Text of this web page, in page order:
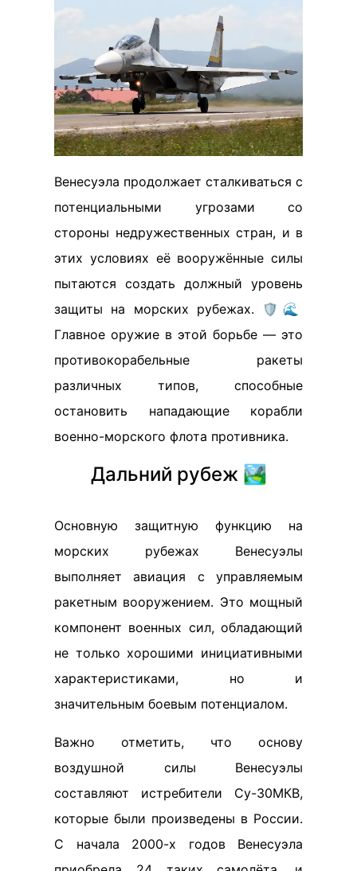
Венесуэла продолжает сталкиваться с
потенциальными угрозами со
стороны недружественных стран, и в
этих условиях её вооружённые силы
пытаются создать должный уровень
защиты на морских рубежах. 🛡️🌊
Главное оружие в этой борьбе — это
противокорабельные ракеты
различных типов, способные
остановить нападающие корабли
военно-морского флота противника.
Дальний рубеж 🏞️
Основную защитную функцию на
морских рубежах Венесуэлы
выполняет авиация с управляемым
ракетным вооружением. Это мощный
компонент военных сил, обладающий
не только хорошими инициативными
характеристиками, но и
значительным боевым потенциалом.
Важно отметить, что основу
воздушной силы Венесуэлы
составляют истребители Су-30МКВ,
которые были произведены в России.
С начала 2000-х годов Венесуэла